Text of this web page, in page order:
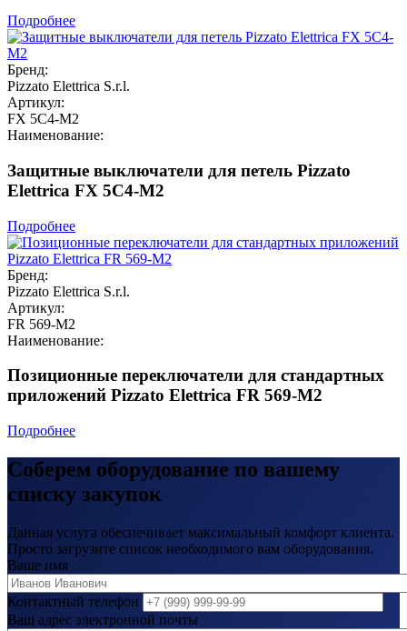
Подробнее
Бренд:
Pizzato Elettrica S.r.l.
Артикул:
FX 5C4-M2
Наименование:
Защитные выключатели для петель Pizzato
Elettrica FX 5C4-M2
Подробнее
Бренд:
Pizzato Elettrica S.r.l.
Артикул:
FR 569-M2
Наименование:
Позиционные переключатели для стандартных
приложений Pizzato Elettrica FR 569-M2
Подробнее
Соберем оборудование по вашему
списку закупок
Данная услуга обеспечивает максимальный комфорт клиента.
Просто загрузите список необходимого вам оборудования.
Ваше имя
Контактный телефон
Ваш адрес электронной почты